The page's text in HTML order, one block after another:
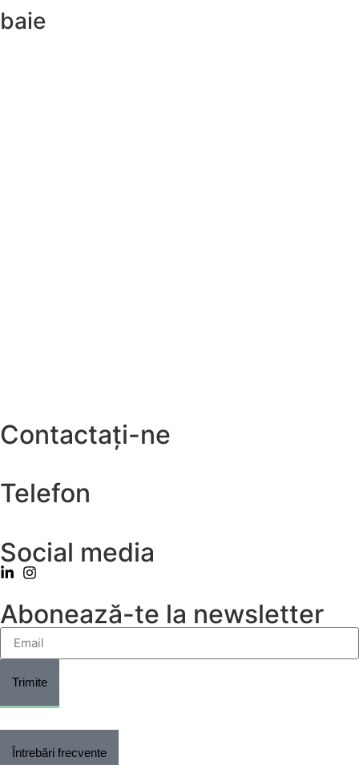
baie
Contactați-ne
Telefon
Social media
Abonează-te la newsletter
Trimite
Întrebări frecvente